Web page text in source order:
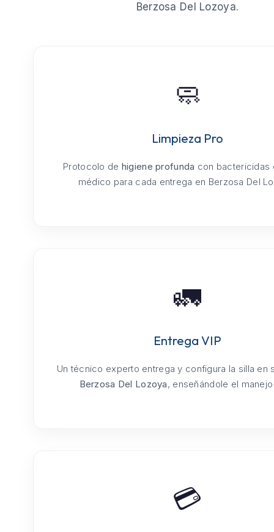
Berzosa Del Lozoya.
🧼
Limpieza Pro
Protocolo de higiene profunda con bactericidas
médico para cada entrega en Berzosa Del
🚛
Entrega VIP
Un técnico experto entrega y configura la silla en
Berzosa Del Lozoya, enseñándole el
💳